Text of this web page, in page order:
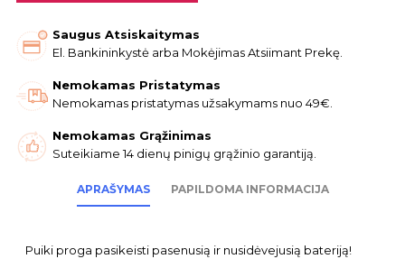
Saugus Atsiskaitymas
El. Bankininkystė arba Mokėjimas Atsiimant Prekę.
Nemokamas Pristatymas
Nemokamas pristatymas užsakymams nuo 49€.
Nemokamas Grąžinimas
Suteikiame 14 dienų pinigų grąžinio garantiją.
APRAŠYMAS PAPILDOMA INFORMACIJA
Puiki proga pasikeisti pasenusią ir nusidėvejusią bateriją!